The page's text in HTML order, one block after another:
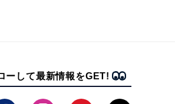
ーして最新情報をGET!